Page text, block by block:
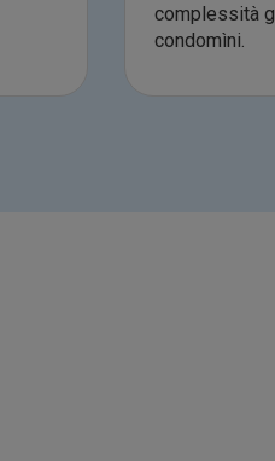
complessità
condomìni.